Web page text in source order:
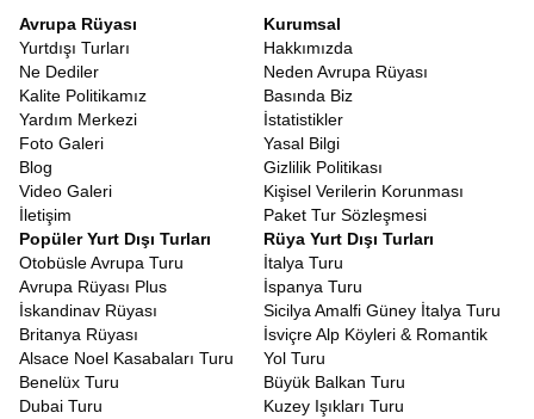
Avrupa Rüyası
Yurtdışı Turları
Ne Dediler
Kalite Politikamız
Yardım Merkezi
Foto Galeri
Blog
Video Galeri
İletişim
Kurumsal
Hakkımızda
Neden Avrupa Rüyası
Basında Biz
İstatistikler
Yasal Bilgi
Gizlilik Politikası
Kişisel Verilerin Korunması
Paket Tur Sözleşmesi
Popüler Yurt Dışı Turları
Otobüsle Avrupa Turu
Avrupa Rüyası Plus
İskandinav Rüyası
Britanya Rüyası
Alsace Noel Kasabaları Turu
Benelüx Turu
Dubai Turu
Rüya Yurt Dışı Turları
İtalya Turu
İspanya Turu
Sicilya Amalfi Güney İtalya Turu
İsviçre Alp Köyleri & Romantik
Yol Turu
Büyük Balkan Turu
Kuzey Işıkları Turu